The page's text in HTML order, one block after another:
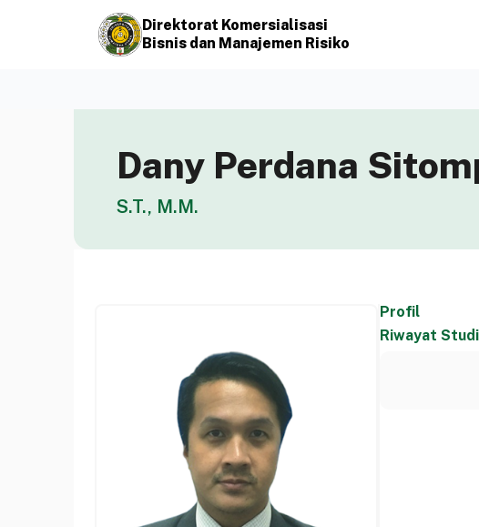
Direktorat Komersialisasi
Bisnis dan Manajemen Risiko
Dany Perdana
S.T., M.M.
Profil
Riwayat Studi